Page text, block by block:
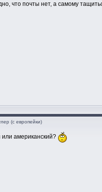
что почты нет, а самому
(с европейки)
американский?